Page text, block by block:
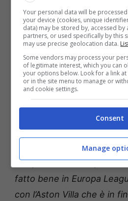
per la partita, abbiamo
sono contento di essere
col il mio gol”.
Le parole di
termine di
Gli fa eco Juan Miranda, il
così ai microfoni diDazn: “
fatto una grande partita di
campo difficile. In questa
fatto bene in Europa
con l’Aston Villa che è in
Your personal data will be
your device (cookies, unique
data) may be stored by, accessed by
partners, or used specifically by this
may use precise geolocation data.
Some vendors may process your
of legitimate interest, which you can
your options below. Look for a link
or in the site menu to manage or
and cookie settings.
Consent
Manage